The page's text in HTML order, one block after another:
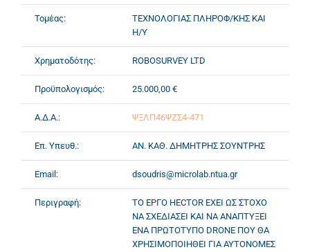
Τομέας:
ΤΕΧΝΟΛΟΓΙΑΣ ΠΛΗΡΟΦ/ΚΗΣ ΚΑΙ
Η/Υ
Χρηματοδότης: ROBOSURVEY LTD
Προϋπολογισμός: 25.000,00 €
Α.Δ.Α.: ΨΞΛΠ46ΨΖΣ4-471
Επ. Υπευθ.: ΑΝ. ΚΑΘ. ΔΗΜΗΤΡΗΣ ΣΟΥΝΤΡΗΣ
Email: dsoudris@microlab.ntua.gr
Περιγραφή:
ΤΟ ΕΡΓΟ HECTOR ΕΧΕΙ ΩΣ ΣΤΟΧΟ
ΝΑ ΣΧΕΔΙΑΣΕΙ ΚΑΙ ΝΑ ΑΝΑΠΤΥΞΕΙ
ΕΝΑ ΠΡΩΤΟΤΥΠΟ DRONE ΠΟΥ ΘΑ
ΧΡΗΣΙΜΟΠΟΙΗΘΕΙ ΓΙΑ ΑΥΤΟΝΟΜΕΣ